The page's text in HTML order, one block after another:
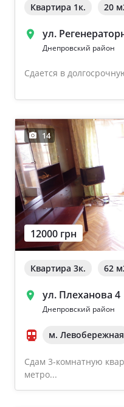
Квартира 1к. 20 м
ул.
Днепровский район
Сдается в
14
12000 грн
Квартира 3к. 62 м
ул. Плеханова 4
Днепровский район
м. Левобережная
Сдам 3-комнатную
метро...